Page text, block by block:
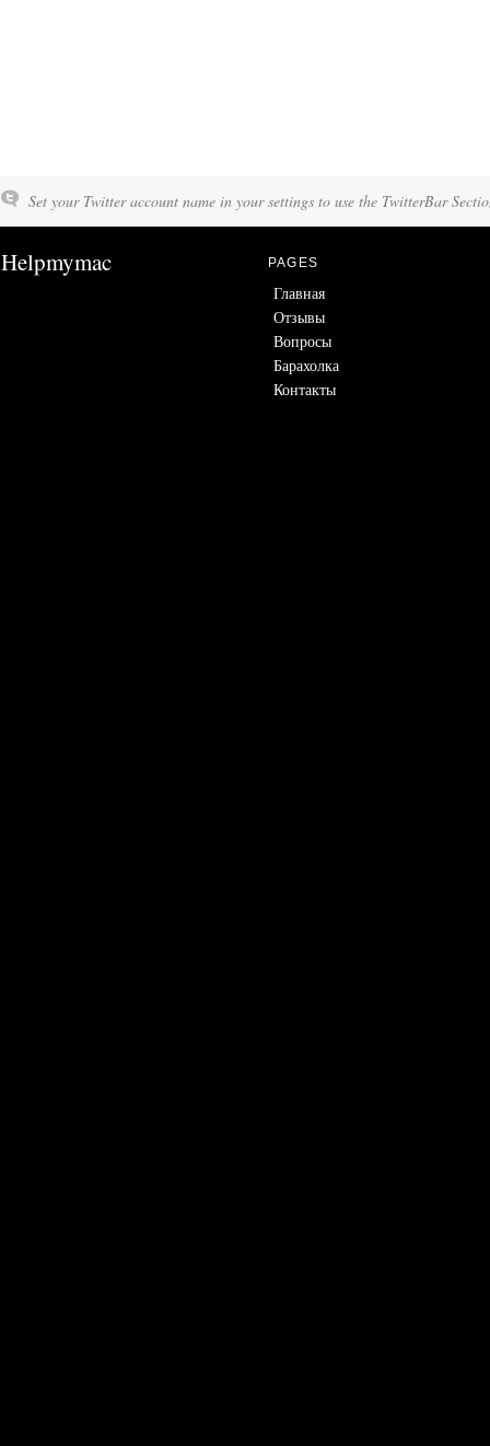
Set your Twitter account name in your settings to use the TwitterBar
Helpmymac PAGES
Главная
Отзывы
Вопросы
Барахолка
Контакты